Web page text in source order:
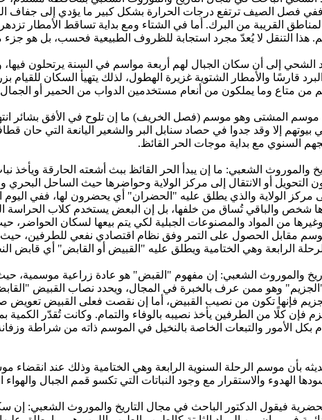
فصل الصيف ترتفع درجات الحرارة بشكل كبير ما يؤدي إلى جفاف
المناطق القريبة من البرك. أما في الشتاء ومع بداية تساقط الأمطار
التنقل لا يُعدّ مجرد استجابة للظروف الطبيعية فحسب، بل هو جزء
الشحي إلى أن سكان الجبال لهم أربعة مواسم في السنة يرتحلون
قارسًا والأمطار الشتوية غزيرة الهطول، لذلك يتهيأ السكان
من متاع وما يملكون من أنعام مستخدمين الدواب من الحمير أو
المشتى وهو موسم (فصل الخريف) ما إن تلوح في الأفق بشائر
بيوتهم إلا وقد جدوا في حصاد سنابل البر والشعير اليانعة التي حان
السنوي مع بداية موجات الحر القائظ.
والموروث الشعبي: ما إن يبدأ الحر القائظ ببث أشعته الحارقة ويأخذ
أو الانتقال إلى مركز الولاية وحواضرها حيث الساحل البحري
مركز الولاية والذي يطلق عليه "الحضران" أي يحضرون لها، ففي
شخص والباقي تُساق من خلفها، بل إن البعض يستخدم كلاب الحراسة
من المواد والمصنوعات الجبلية لكي يتم بيعها لسكان
مقابل الحصول على التمر وفق نظام اقتصادي نفعي للطرفين،
الرابعة وهي الختامية ويطلق عليه "القبيض أو القابض" أي قابض
والموروث الشعبي: إن مفهوم "القبض" هو عادة زراعية موسمية،
وهو ممن عرف بالخبرة في المجال، ويحدد نصاب القبيض
فإنها تكون من نصيب القبيض، أما إن نقصت فعلى القبيض
فإن كلًا من الطرفين يأخذ نصيبه بالوفاء والتمام. وكانت تُقدّر
بكل الأمور والتبعات الخاصة بالنخيل في الموسم ذاته من شراطة
بأن موسم الرحلة السنوية الرابعة وهي الختامية وذلك عند انقضاء
الهدوء والاستقرار مع وجود النباتات التي تكسو قمم الجبال
فيقول الدكتور الباحث في مجال التاريخ والموروث الشعبي: